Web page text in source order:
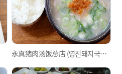
永真猪肉汤饭总店 (영진돼지국밥본점)